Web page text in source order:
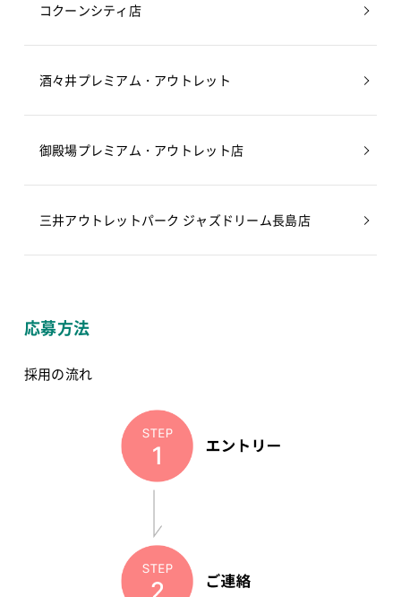
コクーンシティ店
酒々井プレミアム・アウトレット
御殿場プレミアム・アウトレット店
三井アウトレットパーク ジャズドリーム長島店
応募方法
採用の流れ